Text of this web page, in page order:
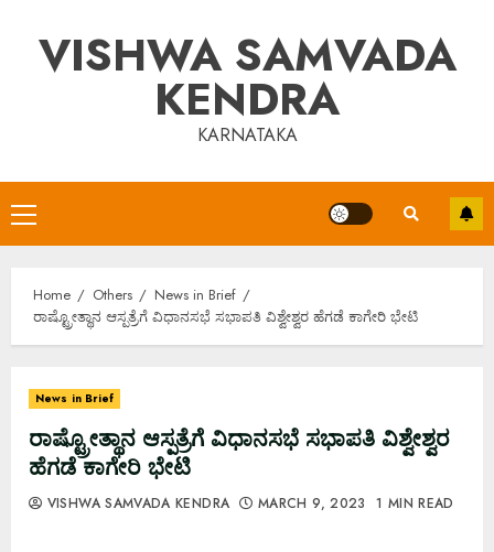
contentVISHWA SAMVADA
KENDRA
KARNATAKA
Primary
Menu
Home Others
News in Brief
ರಾಷ್ಟ್ರೋತ್ಥಾನ ಆಸ್ಪತ್ರೆಗೆ ವಿಧಾನಸಭೆ ಸಭಾಪತಿ ವಿಶ್ವೇಶ್ವರ ಹೆಗಡೆ ಕಾಗೇರಿ ಭೇಟಿ
News in Brief
ರಾಷ್ಟ್ರೋತ್ಥಾನ ಆಸ್ಪತ್ರೆಗೆ ವಿಧಾನಸಭೆ ಸಭಾಪತಿ ವಿಶ್ವೇಶ್ವರ
ಹೆಗಡೆ ಕಾಗೇರಿ ಭೇಟಿ
VISHWA SAMVADA KENDRA MARCH 9, 2023 1 MIN READ